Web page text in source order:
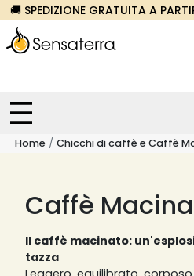
🚚 SPEDIZIONE GRATUITA A
Home Chicchi di caffè e Caffè
Caffè
Il caffè macinato:
tazza